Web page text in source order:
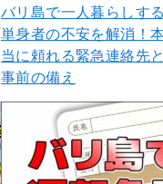
バリ島で一人暮らしす
単身者の不安を解消！
当に頼れる緊急連絡先
事前の備え